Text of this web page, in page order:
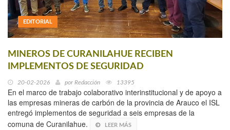
EDITORIAL
MINEROS DE CURANILAHUE RECIBEN
IMPLEMENTOS DE SEGURIDAD
20-02-2026 por Redacción 13395
En el marco de trabajo colaborativo interinstitucional y de apoyo a
las empresas mineras de carbón de la provincia de Arauco el ISL
entregó implementos de seguridad a seis empresas de la
comuna de Curanilahue.
LEER MÁS